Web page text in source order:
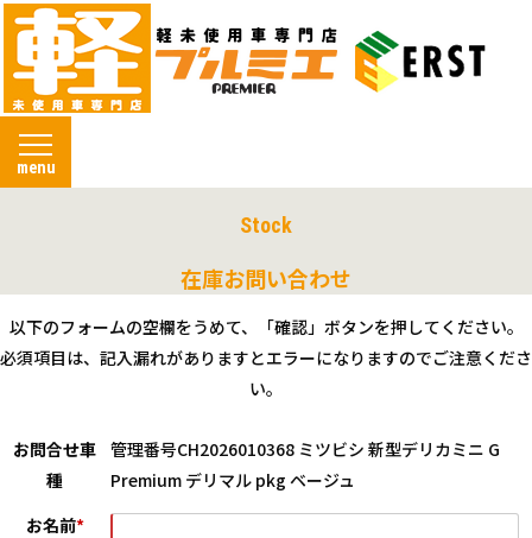
menu
在庫お問い合わせ
Stock
以下のフォームの空欄をうめて、「確認」ボタンを押してください。
必須項目は、記入漏れがありますとエラーになりますのでご注意くださ
い。
お問合せ車
種
管理番号CH2026010368 ミツビシ 新型デリカミニ G
Premium デリマル pkg ベージュ
お名前*